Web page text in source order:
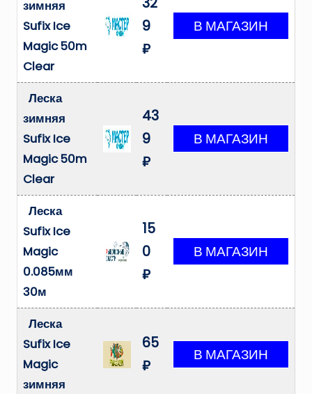
зимняя
Sufix Ice
Magic 50m
Clear
9
₽
Леска
зимняя
Sufix Ice
Magic 50m
Clear
43
9
₽
Леска
Sufix Ice
Magic
0.085мм
30м
15
0
₽
Леска
Sufix Ice
Magic
зимняя
65
₽